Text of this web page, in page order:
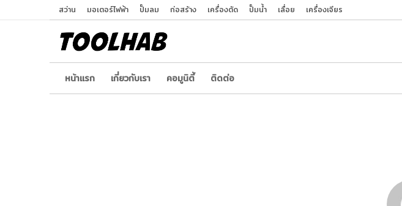
สว่าน มอเตอร์ไฟฟ้า ปั๊มลม ก่อสร้าง เครื่องตัด ปั๊มน้ำ เลื่อย เครื่องเจียร
หน้าเเรก เกี่ยวกับเรา คอมูนิตี้ ติดต่อ